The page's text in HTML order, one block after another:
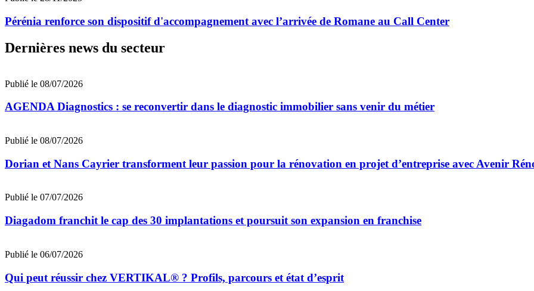
Pérénia renforce son dispositif d'accompagnement avec l’arrivée de Romane au Call Center
Dernières news du secteur
Publié le 08/07/2026
AGENDA Diagnostics : se reconvertir dans le diagnostic immobilier sans venir du métier
Publié le 08/07/2026
Dorian et Nans Cayrier transforment leur passion pour la rénovation en projet d’entreprise avec Avenir
Publié le 07/07/2026
Diagadom franchit le cap des 30 implantations et poursuit son expansion en franchise
Publié le 06/07/2026
Qui peut réussir chez VERTIKAL® ? Profils, parcours et état d’esprit